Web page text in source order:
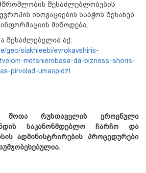
შესაძლებლობების
ინოვაციების საბჭოს შესახებ
მიწოდება.
შესაძლებელია აქ:
geo/siakhleebi/evrokavshiris-
metsnierebasa-da-bizness-shoris-
pirvelad-umaspidzl
რუსთაველის
ეროვნული
საკანონმდებლო ჩარჩო
და
ადმინისტრირების
პროცედურები
.